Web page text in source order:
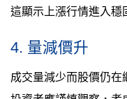
這顯示上漲行情進入穩
4. 量減價升
成交量減少而股價仍在